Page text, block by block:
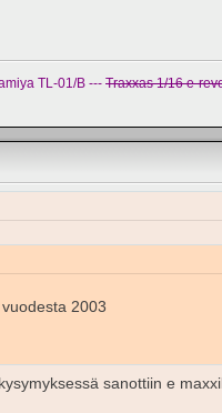
TL-01/B --- Traxxas 1/16 e-
2003
sanottiin e